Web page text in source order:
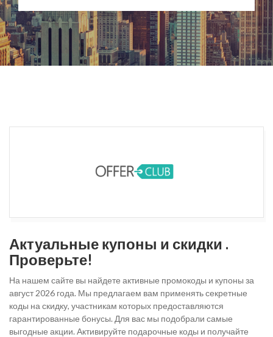
Актуальные купоны и скидки .
Проверьте!
На нашем сайте вы найдете активные промокоды и купоны за
август 2026 года. Мы предлагаем вам применять секретные
коды на скидку, участникам которых предоставляются
гарантированные бонусы. Для вас мы подобрали самые
выгодные акции. Активируйте подарочные коды и получайте